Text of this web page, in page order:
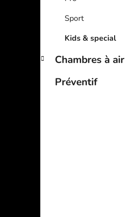
Sport
Kids & special
Chambres à air
Préventif